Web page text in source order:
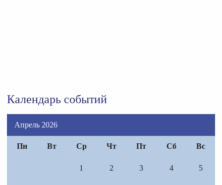
Календарь событий
Апрель 2026
Пн Вт Ср Чт Пт Сб Вс
1 2 3 4 5